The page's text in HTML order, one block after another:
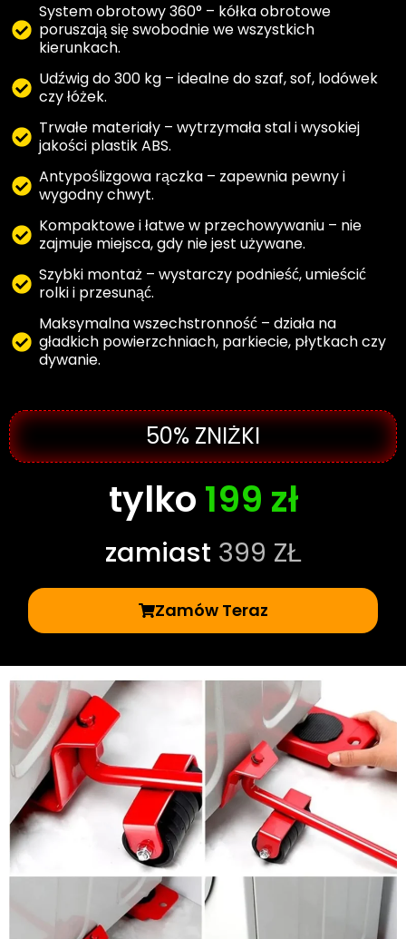
System obrotowy 360° – kółka obrotowe
poruszają się swobodnie we wszystkich
kierunkach.
Udźwig do 300 kg – idealne do szaf, sof, lodówek
czy łóżek.
Trwałe materiały – wytrzymała stal i wysokiej
jakości plastik ABS.
Antypoślizgowa rączka – zapewnia pewny i
wygodny chwyt.
Kompaktowe i łatwe w przechowywaniu – nie
zajmuje miejsca, gdy nie jest używane.
Szybki montaż – wystarczy podnieść, umieścić
rolki i przesunąć.
Maksymalna wszechstronność – działa na
gładkich powierzchniach, parkiecie, płytkach czy
dywanie.
50% ZNIŻKI
tylko 199 zł
zamiast 399 ZŁ
Zamów Teraz